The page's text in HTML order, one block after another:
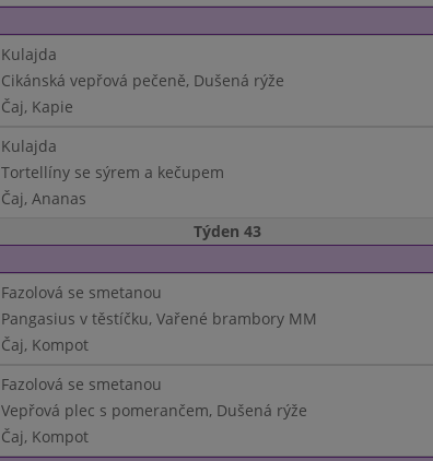
Kulajda
Cikánská vepřová pečeně, Dušená rýže
Čaj, Kapie
Kulajda
Tortellíny se sýrem a kečupem
Čaj, Ananas
Týden 43
Fazolová se smetanou
Pangasius v těstíčku, Vařené brambory MM
Čaj, Kompot
Fazolová se smetanou
Vepřová plec s pomerančem, Dušená rýže
Čaj, Kompot